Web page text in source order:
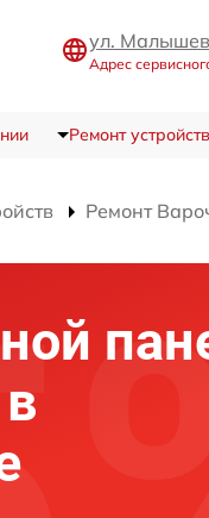
ул.
Адрес
Ремонт устройств
Ремонт